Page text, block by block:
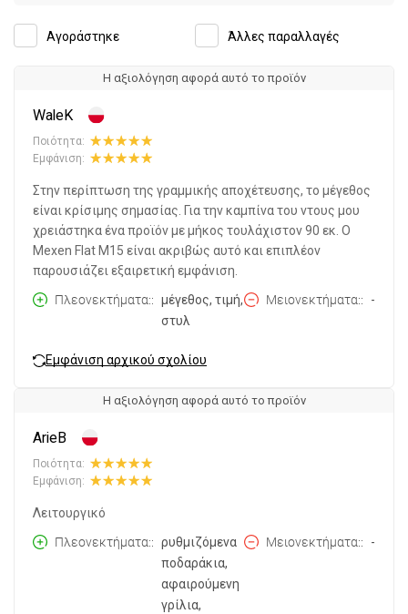
Αγοράστηκε Άλλες παραλλαγές
Η αξιολόγηση αφορά αυτό το προϊόν
WaleK
Ποιότητα:
Εμφάνιση:
Στην περίπτωση της γραμμικής αποχέτευσης, το μέγεθος
είναι κρίσιμης σημασίας. Για την καμπίνα του ντους μου
χρειάστηκα ένα προϊόν με μήκος τουλάχιστον 90 εκ. Ο
Mexen Flat M15 είναι ακριβώς αυτό και επιπλέον
παρουσιάζει εξαιρετική εμφάνιση.
Πλεονεκτήματα:
μέγεθος, τιμή,
στυλ
Μειονεκτήματα: -
Εμφάνιση αρχικού σχολίου
Η αξιολόγηση αφορά αυτό το προϊόν
ArieB
Ποιότητα:
Εμφάνιση:
Λειτουργικό
Πλεονεκτήματα:
ρυθμιζόμενα
ποδαράκια,
αφαιρούμενη
γρίλια,
Μειονεκτήματα: -